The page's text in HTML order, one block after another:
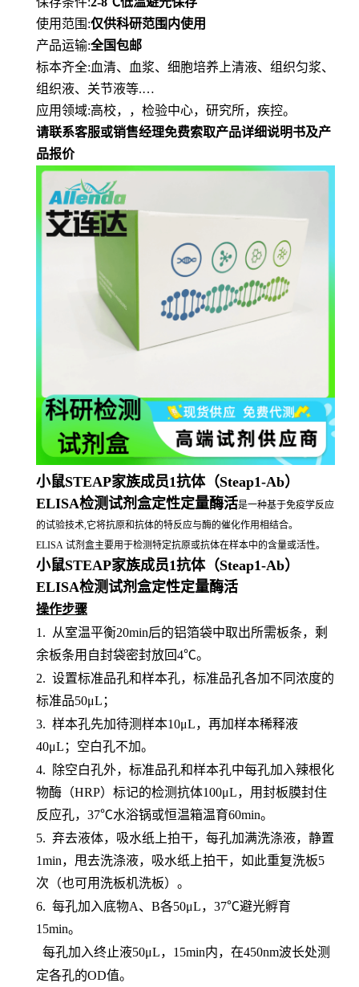
使用范围 :仅供科研范围内使用
产品运输:全国包邮
标本齐全:血清、血浆、细胞培养上清液、组织匀浆、
组织液、关节液等.…
应用领域:高校，，检验中心，研究所，疾控。
请联系客服或销售经理免费索取产品详细说明书及产
品报价
小鼠STEAP家族成员1抗体（Steap1-Ab）
ELISA检测试剂盒定性定量酶活是一种基于免疫学反应
的试验技术,它将抗原和抗体的特反应与酶的催化作用相结合。
ELISA 试剂盒主要用于检测特定抗原或抗体在样本中的含量或活性。
小鼠STEAP家族成员1抗体（Steap1-Ab）
ELISA检测试剂盒定性定量酶活
操作步骤
1.
从室温平衡20min后的铝箔袋中取出所需板条，剩
余板条用自封袋密封放回4℃。
2. 设置标准品孔和样本孔，标准品孔各加不同浓度的
标准品50μL；
3. 样本孔先加待测样本10μL，再加样本稀释液
40μL；空白孔不加。
4.
除空白孔外，标准品孔和样本孔中每孔加入辣根化
物酶（HRP）标记的检测抗体100μL，用封板膜封住
反应孔，37℃水浴锅或恒温箱温育60min。
5. 弃去液体，吸水纸上拍干，每孔加满洗涤液，静置
1min，甩去洗涤液，吸水纸上拍干，如此重复洗板5
次（也可用洗板机洗板）。
6. 每孔加入底物A、B各50μL，37℃避光孵育
15min。
每孔加入终止液50μL，15min内，在450nm波长处测
定各孔的OD值。